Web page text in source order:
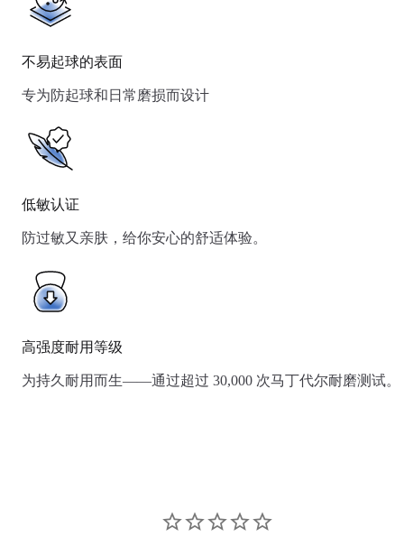
不易起球的表面
专为防起球和日常磨损而设计
低敏认证
防过敏又亲肤，给你安心的舒适体验。
高强度耐用等级
为持久耐用而生——通过超过 30,000 次马丁代尔耐磨测试。